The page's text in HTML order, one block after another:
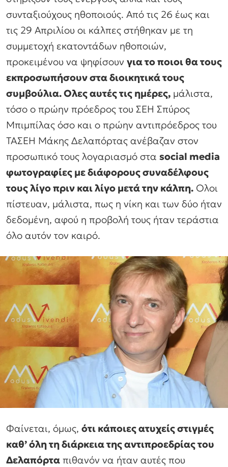
συνταξιούχους ηθοποιούς. Από τις 26 έως και
τις 29 Απριλίου οι κάλπες στήθηκαν με τη
συμμετοχή εκατοντάδων ηθοποιών,
προκειμένου να ψηφίσουν για το ποιοι θα τους
εκπροσωπήσουν στα διοικητικά τους
συμβούλια. Ολες αυτές τις ημέρες, μάλιστα,
τόσο ο πρώην πρόεδρος του ΣΕΗ Σπύρος
Μπιμπίλας όσο και ο πρώην αντιπρόεδρος του
ΤΑΣΕΗ Μάκης Δελαπόρτας ανέβαζαν στον
προσωπικό τους λογαριασμό στα social media
φωτογραφίες με διάφορους συναδέλφους
τους λίγο πριν και λίγο μετά την κάλπη. Ολοι
πίστευαν, μάλιστα, πως η νίκη και των δύο ήταν
δεδομένη, αφού η προβολή τους ήταν τεράστια
όλο αυτόν τον καιρό.
Φαίνεται, όμως, ότι κάποιες ατυχείς στιγμές
καθ’ όλη τη διάρκεια της αντιπροεδρίας του
Δελαπόρτα πιθανόν να ήταν αυτές που